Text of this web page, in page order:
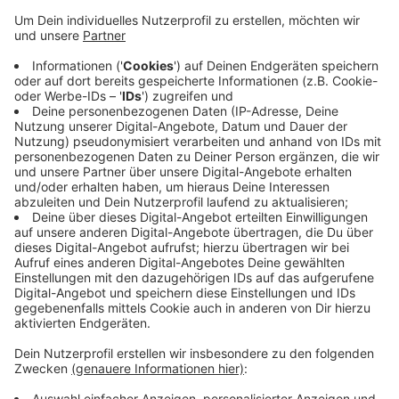
Er soll derjenige sein, der einen 31-Jährigen bei
einem Streit in den Oberkörper stach und so
lebensgefährlich verletzte.
Nach dem Vorfall am frühen Sonntagmorgen
ermittelt die Polizei mittlerweile wegen eines
möglichen Zusammenhangs zur
Rockerkriminalität. Demnach waren am Tatort in
einer Shisha-Bar mehrere Personen aus der
Rockerszene angetroffen worden.
Veröffentlicht:Donnerstag, 21.02.2019 06:19
Anzeige